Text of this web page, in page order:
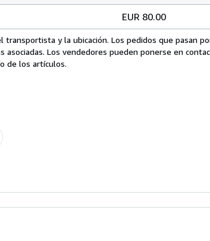
EUR 80.00
y la ubicación. Los pedidos que pasan
Los vendedores pueden ponerse en
de los artículos.